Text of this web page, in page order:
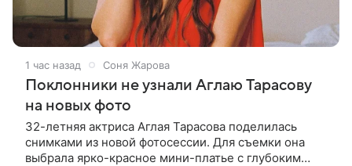
1 час назад Соня Жарова
Поклонники не узнали Аглаю Тарасову
на новых фото
32-летняя актриса Аглая Тарасова поделилась
снимками из новой фотосессии. Для съемки она
выбрала ярко-красное мини-платье с глубоким